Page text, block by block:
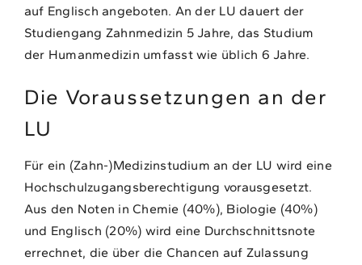
auf Englisch angeboten. An der LU dauert der
Studiengang Zahnmedizin 5 Jahre, das Studium
der Humanmedizin umfasst wie üblich 6 Jahre.
Die Voraussetzungen an der
LU
Für ein (Zahn-)Medizinstudium an der LU wird eine
Hochschulzugangsberechtigung vorausgesetzt.
Aus den Noten in Chemie (40%), Biologie (40%)
und Englisch (20%) wird eine Durchschnittsnote
errechnet, die über die Chancen auf Zulassung